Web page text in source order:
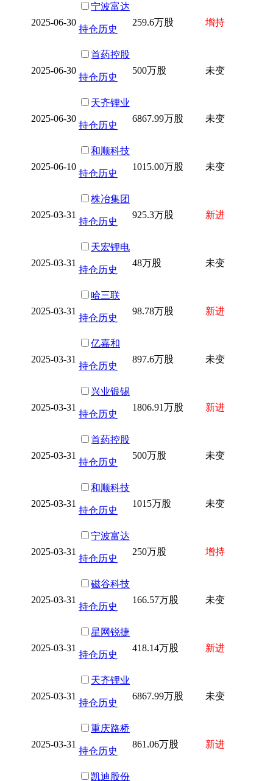
2025-06-30
宁波富达
持仓历史
259.6万股 增持
2025-06-30
首药控股
持仓历史
500万股 未变
2025-06-30
天齐锂业
持仓历史
6867.99万股 未变
2025-06-10
和顺科技
持仓历史
1015.00万股 未变
2025-03-31
株冶集团
持仓历史
925.3万股 新进
2025-03-31
天宏锂电
持仓历史
48万股 未变
2025-03-31
哈三联
持仓历史
98.78万股 新进
2025-03-31
亿嘉和
持仓历史
897.6万股 未变
2025-03-31
兴业银锡
持仓历史
1806.91万股 新进
2025-03-31
首药控股
持仓历史
500万股 未变
2025-03-31
和顺科技
持仓历史
1015万股 未变
2025-03-31
宁波富达
持仓历史
250万股 增持
2025-03-31
磁谷科技
持仓历史
166.57万股 未变
2025-03-31
星网锐捷
持仓历史
418.14万股 新进
2025-03-31
天齐锂业
持仓历史
6867.99万股 未变
2025-03-31
重庆路桥
持仓历史
861.06万股 新进
凯迪股份